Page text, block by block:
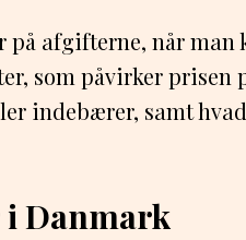
på afgifterne, når man
som påvirker prisen
indebærer, samt
Danmark